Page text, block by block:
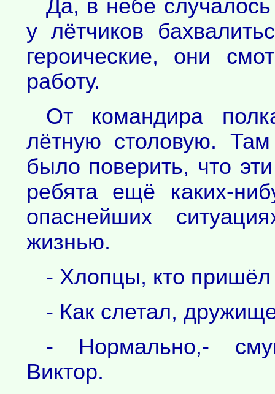
Да, в небе
у лётчиков
героические, они
работу.
От командира
лётную столовую.
было поверить, что
ребята ещё каких-
опаснейших
жизнью.
- Хлопцы, кто
- Как слетал,
- Нормально,-
Виктор.